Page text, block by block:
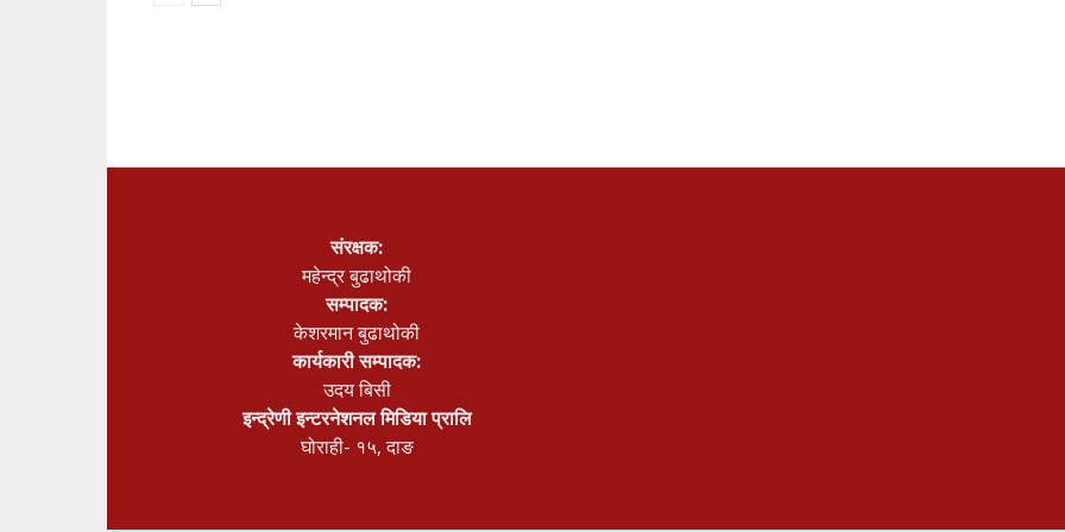
संरक्षक:
महेन्द्र बुढाथोकी
सम्पादक:
केशरमान बुढाथोकी
कार्यकारी सम्पादक:
उदय बिसी
इन्द्रेणी इन्टरनेशनल मिडिया प्रालि
घोराही- १५, दाङ